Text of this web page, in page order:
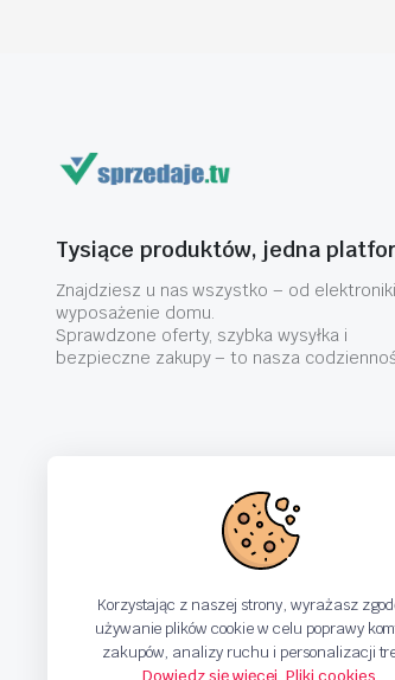
Tysiące produktów, jedna
Znajdziesz u nas wszystko – od
wyposażenie domu.
Sprawdzone oferty, szybka wysyłka i
bezpieczne zakupy – to nasza
Korzystając z naszej strony, wyrażasz
używanie plików cookie w celu poprawy
zakupów, analizy ruchu i personalizacji
Dowiedz się więcej ,Pliki cookies